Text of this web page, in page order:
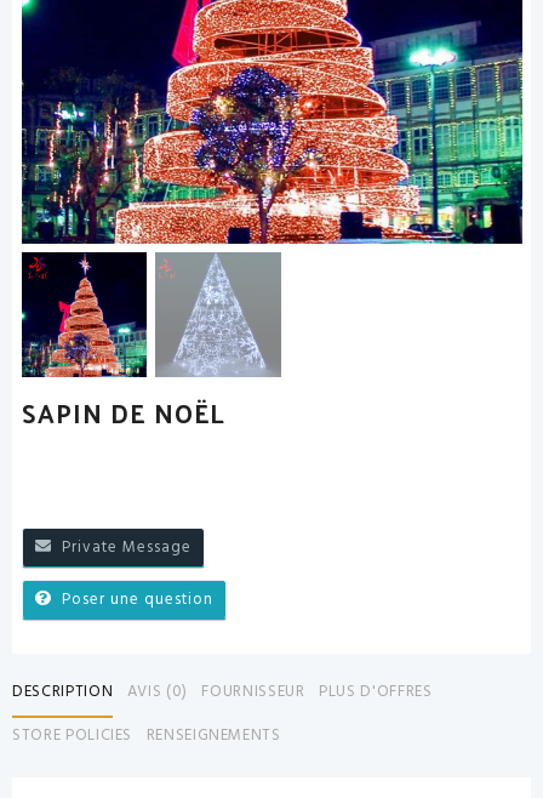
SAPIN DE NOËL
Private Message
Poser une question
DESCRIPTION AVIS (0) FOURNISSEUR
PLUS D'OFFRES
STORE POLICIES
RENSEIGNEMENTS